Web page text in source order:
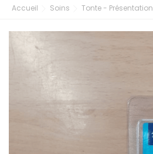
Accueil Soins Tonte - Présentation